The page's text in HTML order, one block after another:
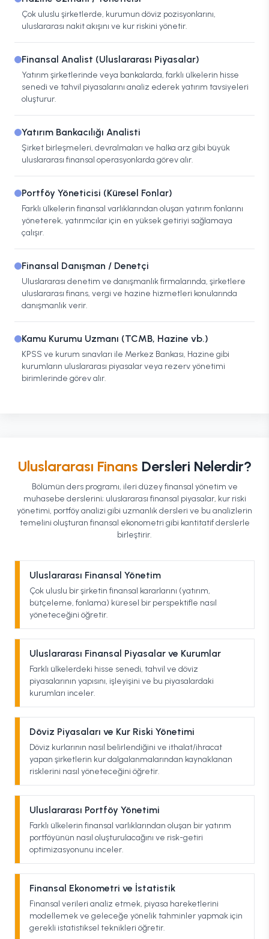
Çok uluslu şirketlerde, kurumun döviz pozisyonlarını,
uluslararası nakit akışını ve kur riskini yönetir.
Finansal Analist (Uluslararası Piyasalar)
Yatırım şirketlerinde veya bankalarda, farklı ülkelerin hisse
senedi ve tahvil piyasalarını analiz ederek yatırım tavsiyeleri
oluşturur.
Yatırım Bankacılığı Analisti
Şirket birleşmeleri, devralmaları ve halka arz gibi büyük
uluslararası finansal operasyonlarda görev alır.
Portföy Yöneticisi (Küresel Fonlar)
Farklı ülkelerin finansal varlıklarından oluşan yatırım fonlarını
yöneterek, yatırımcılar için en yüksek getiriyi sağlamaya
çalışır.
Finansal Danışman / Denetçi
Uluslararası denetim ve danışmanlık firmalarında, şirketlere
uluslararası finans, vergi ve hazine hizmetleri konularında
danışmanlık verir.
Kamu Kurumu Uzmanı (TCMB, Hazine vb.)
KPSS ve kurum sınavları ile Merkez Bankası, Hazine gibi
kurumların uluslararası piyasalar veya rezerv yönetimi
birimlerinde görev alır.
Uluslararası Finans Dersleri Nelerdir?
Bölümün ders programı, ileri düzey finansal yönetim ve
muhasebe derslerini; uluslararası finansal piyasalar, kur riski
yönetimi, portföy analizi gibi uzmanlık dersleri ve bu analizlerin
temelini oluşturan finansal ekonometri gibi kantitatif derslerle
birleştirir.
Uluslararası Finansal Yönetim
Çok uluslu bir şirketin finansal kararlarını (yatırım,
bütçeleme, fonlama) küresel bir perspektifle nasıl
yöneteceğini öğretir.
Uluslararası Finansal Piyasalar ve Kurumlar
Farklı ülkelerdeki hisse senedi, tahvil ve döviz
piyasalarının yapısını, işleyişini ve bu piyasalardaki
kurumları inceler.
Döviz Piyasaları ve Kur Riski Yönetimi
Döviz kurlarının nasıl belirlendiğini ve ithalat/ihracat
yapan şirketlerin kur dalgalanmalarından kaynaklanan
risklerini nasıl yöneteceğini öğretir.
Uluslararası Portföy Yönetimi
Farklı ülkelerin finansal varlıklarından oluşan bir yatırım
portföyünün nasıl oluşturulacağını ve risk-getiri
optimizasyonunu inceler.
Finansal Ekonometri ve İstatistik
Finansal verileri analiz etmek, piyasa hareketlerini
modellemek ve geleceğe yönelik tahminler yapmak için
gerekli istatistiksel teknikleri öğretir.